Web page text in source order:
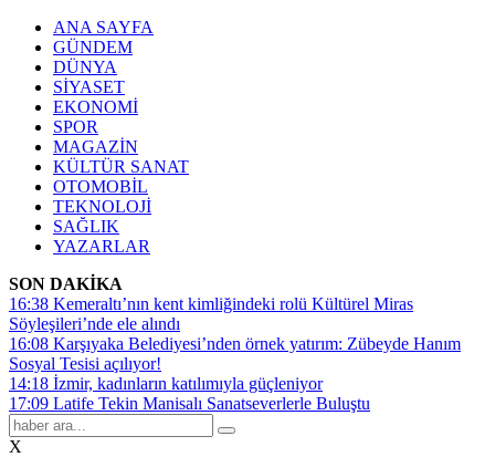
ANA SAYFA
GÜNDEM
DÜNYA
SİYASET
EKONOMİ
SPOR
MAGAZİN
KÜLTÜR SANAT
OTOMOBİL
TEKNOLOJİ
SAĞLIK
YAZARLAR
SON DAKİKA
16:38 Kemeraltı’nın kent kimliğindeki rolü Kültürel Miras
Söyleşileri’nde ele alındı
16:08 Karşıyaka Belediyesi’nden örnek yatırım: Zübeyde Hanım
Sosyal Tesisi açılıyor!
14:18 İzmir, kadınların katılımıyla güçleniyor
17:09 Latife Tekin Manisalı Sanatseverlerle Buluştu
X